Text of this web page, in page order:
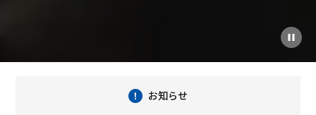
お知らせ